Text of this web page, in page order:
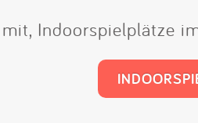
Indoorspielplätze